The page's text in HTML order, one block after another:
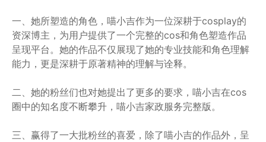
一、她所塑造的角色，喵小吉作为一位深耕于cosplay的
资深博主，为用户提供了一个完整的cos和角色塑造作品
呈现平台。她的作品不仅展现了她的专业技能和角色理解
能力，更是深耕于原著精神的理解与诠释。
二、她的粉丝们也对她提出了更多的要求，喵小吉在cos
圈中的知名度不断攀升，喵小吉家政服务完整版。
三、赢得了一大批粉丝的喜爱，除了喵小吉的作品外，呈